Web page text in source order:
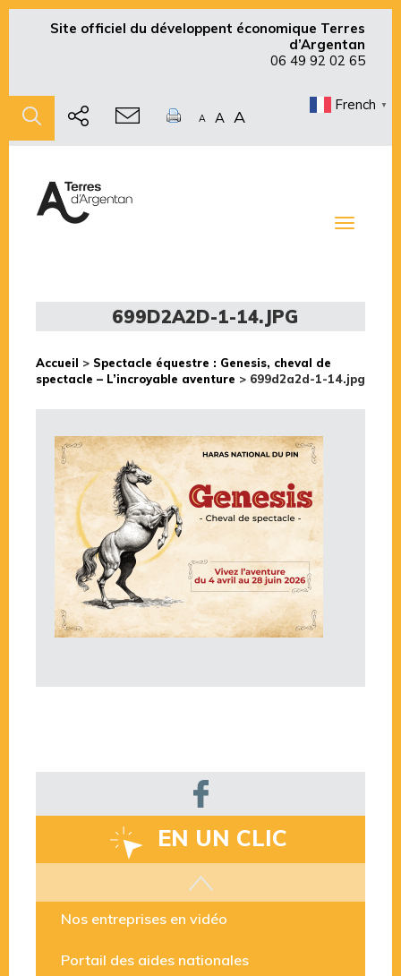
Site officiel du développent économique Terres
d’Argentan
06 49 92 02 65
A A A
French ▼
Toggle
699D2A2D-1-14.JPG
Accueil > Spectacle équestre : Genesis, cheval de
spectacle – L’incroyable aventure > 699d2a2d-1-14.jpg
EN UN CLIC
Les aides disponibles
Nos entreprises en vidéo